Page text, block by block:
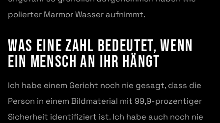
polierter Marmor Wasser aufnimmt.
Was eine Zahl bedeutet, wenn
ein Mensch an ihr hängt
Ich habe einem Gericht noch nie gesagt, dass die
Person in einem Bildmaterial mit 99,9-prozentiger
Sicherheit identifiziert ist. Ich habe auch noch nie